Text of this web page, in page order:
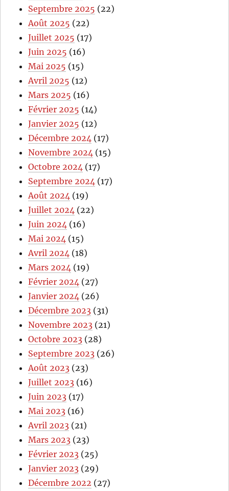
Septembre 2025 (22)
Août 2025 (22)
Juillet 2025 (17)
Juin 2025 (16)
Mai 2025 (15)
Avril 2025 (12)
Mars 2025 (16)
Février 2025 (14)
Janvier 2025 (12)
Décembre 2024 (17)
Novembre 2024 (15)
Octobre 2024 (17)
Septembre 2024 (17)
Août 2024 (19)
Juillet 2024 (22)
Juin 2024 (16)
Mai 2024 (15)
Avril 2024 (18)
Mars 2024 (19)
Février 2024 (27)
Janvier 2024 (26)
Décembre 2023 (31)
Novembre 2023 (21)
Octobre 2023 (28)
Septembre 2023 (26)
Août 2023 (23)
Juillet 2023 (16)
Juin 2023 (17)
Mai 2023 (16)
Avril 2023 (21)
Mars 2023 (23)
Février 2023 (25)
Janvier 2023 (29)
Décembre 2022 (27)